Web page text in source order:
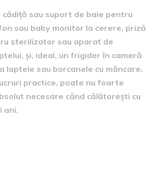
sau suport de baie pentru
sau baby monitor la cerere, priză
sterilizator sau aparat de
și, ideal, un frigider în cameră
laptele sau borcanele cu mâncare.
practice, poate nu foarte
necesare când călătorești cu
ani.